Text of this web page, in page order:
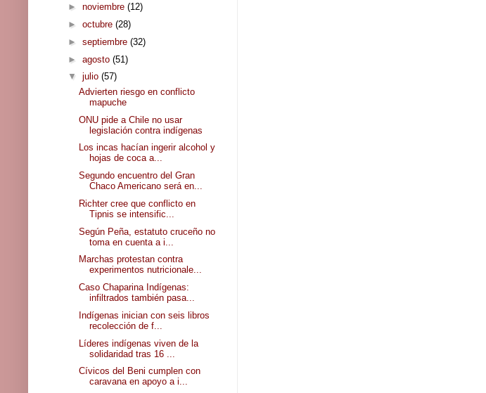
► noviembre (12)
► octubre (28)
► septiembre (32)
► agosto (51)
▼ julio (57)
Advierten riesgo en conflicto
mapuche
ONU pide a Chile no usar
legislación contra indígenas
Los incas hacían ingerir alcohol y
hojas de coca a...
Segundo encuentro del Gran
Chaco Americano será en...
Richter cree que conflicto en
Tipnis se intensific...
Según Peña, estatuto cruceño no
toma en cuenta a i...
Marchas protestan contra
experimentos nutricionale...
Caso Chaparina Indígenas:
infiltrados también pasa...
Indígenas inician con seis libros
recolección de f...
Líderes indígenas viven de la
solidaridad tras 16 ...
Cívicos del Beni cumplen con
caravana en apoyo a i...